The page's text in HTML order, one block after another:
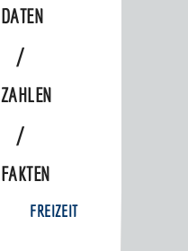
DATEN
/
ZAHLEN
/
FAKTEN
FREIZEIT